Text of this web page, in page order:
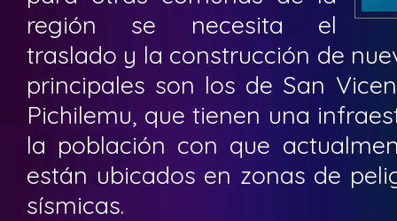
región se necesita el
traslado y la construcción de
principales son los de San
Pichilemu, que tienen una
la población con que
están ubicados en zonas de
sísmicas.